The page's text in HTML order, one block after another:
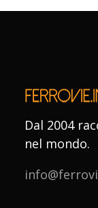
Dal 2004
nel mondo.